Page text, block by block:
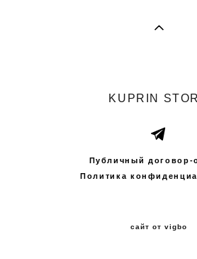
KUPRIN
Публичный договор-
Политика
сайт от vigbo